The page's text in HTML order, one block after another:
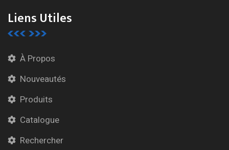
Liens Utiles
À Propos
Nouveautés
Produits
Catalogue
Rechercher